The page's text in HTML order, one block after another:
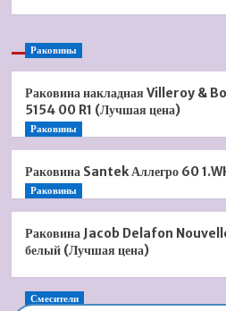
Раковины
Раковина накладная Villeroy &
5154 00 R1 (Лучшая цена)
Раковины
Раковина Santek Аллегро 60
Раковины
Раковина Jacob Delafon
белый (Лучшая цена)
Смесители